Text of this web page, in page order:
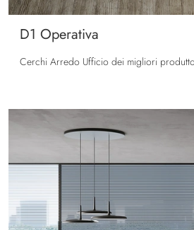
D1 Operativa